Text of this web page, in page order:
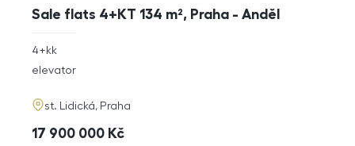
Sale flats 4+KT 134 m², Praha - Anděl
rozměry
disposition
4+kk
funkce
elevator
adresa
st. Lidická, Praha
cena
17 900 000 Kč